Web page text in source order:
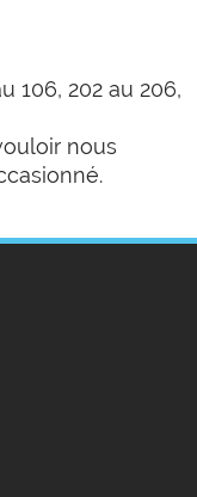
106, 202 au 206,
nous